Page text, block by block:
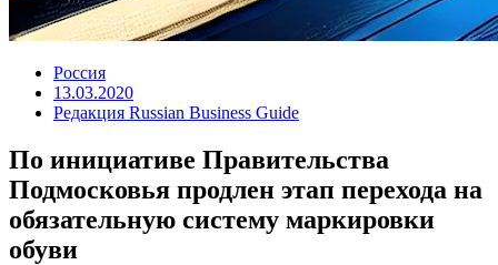
Россия
13.03.2020
Редакция Russian Business Guide
По инициативе Правительства
Подмосковья продлен этап перехода на
обязательную систему маркировки
обуви